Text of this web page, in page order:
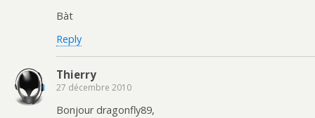
Bàt
Reply
Thierry
27 décembre 2010
Bonjour dragonfly89,